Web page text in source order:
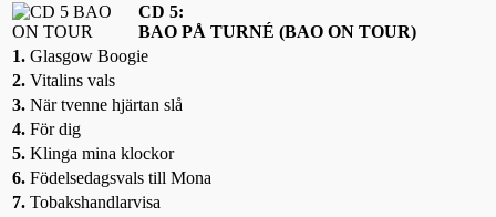
CD 5:
BAO PÅ TURNÉ (BAO ON TOUR)
1. Glasgow Boogie
2. Vitalins vals
3. När tvenne hjärtan slå
4. För dig
5. Klinga mina klockor
6. Födelsedagsvals till Mona
7. Tobakshandlarvisa